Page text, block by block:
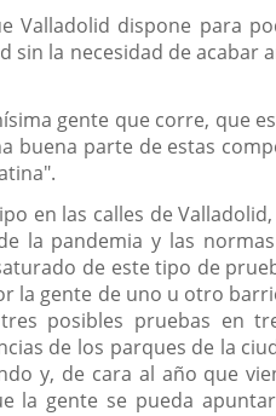
Valladolid dispone para
la necesidad de acabar
gente que corre, que
buena parte de estas
en las calles de
la pandemia y las
de este tipo de
la gente de uno u otro
posibles pruebas en
de los parques de la
y, de cara al año que
la gente se pueda